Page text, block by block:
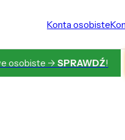
Konta osobiste
osobiste -> SPRAWDŹ!